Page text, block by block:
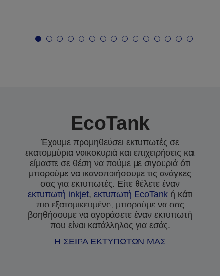
EcoTank
Έχουμε προμηθεύσει εκτυπωτές σε
εκατομμύρια νοικοκυριά και επιχειρήσεις και
είμαστε σε θέση να πούμε με σιγουριά ότι
μπορούμε να ικανοποιήσουμε τις ανάγκες
σας για εκτυπωτές. Είτε θέλετε έναν
εκτυπωτή inkjet, εκτυπωτή EcoTankή κάτι
πιο εξατομικευμένο, μπορούμε να σας
βοηθήσουμε να αγοράσετε έναν εκτυπωτή
που είναι κατάλληλος για εσάς.
Η ΣΕΙΡΑ ΕΚΤΥΠΩΤΩΝ ΜΑΣ